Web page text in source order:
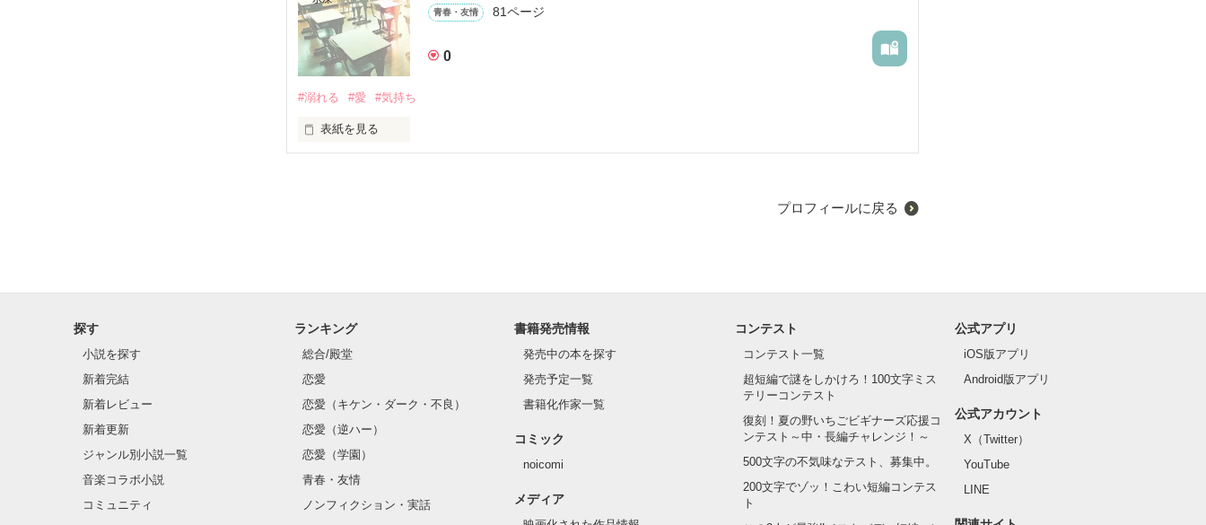
作品を読む
溶けますように
作品を読む
地獄の
青春・友情 81ページ
0
#溺れる #愛 #気持ち
表紙を見る
ただ、それが ――
プロフィールに戻る
探す
小説を探す
新着完結
新着レビュー
新着更新
ジャンル別小説一覧
音楽コラボ小説
コミュニティ
ランキング
総合/殿堂
恋愛
恋愛（キケン・ダーク・不良）
恋愛（逆ハー）
恋愛（学園）
青春・友情
ノンフィクション・実話
書籍発売情報
発売中の本を探す
発売予定一覧
書籍化作家一覧
コミック
noicomi
メディア
コンテスト
コンテスト一覧
超短編で謎をしかけろ！100文字ミス
テリーコンテスト
復刻！夏の野いちごビギナーズ応援コ
ンテスト～中・長編チャレンジ！～
500文字の不気味なテスト、募集中。
200文字でゾッ！こわい短編コンテス
ト
公式アプリ
iOS版アプリ
Android版アプリ
公式アカウント
X（Twitter）
YouTube
LINE